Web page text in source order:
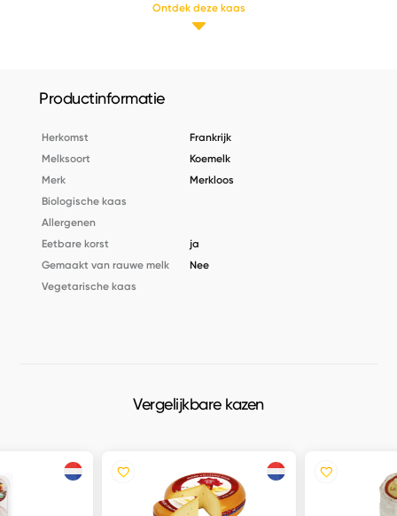
Ontdek deze kaas
Productinformatie
Herkomst
Frankrijk
Melksoort
Koemelk
Merk
Merkloos
Biologische kaas
Allergenen
Eetbare korst
ja
Gemaakt van rauwe melk
Nee
Vegetarische kaas
Vergelijkbare kazen